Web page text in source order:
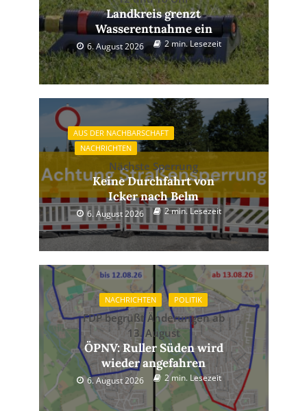
Landkreis grenzt
Wasserentnahme ein
6. August 2026 2 min. Lesezeit
AUS DER NACHBARSCHAFT
NACHRICHTEN
Nächste Sperrung
Keine Durchfahrt von
Icker nach Belm
6. August 2026 2 min. Lesezeit
NACHRICHTEN POLITIK
FDP begrüßt Änderungen ab
13. August
ÖPNV: Ruller Süden wird
wieder angefahren
6. August 2026 2 min. Lesezeit